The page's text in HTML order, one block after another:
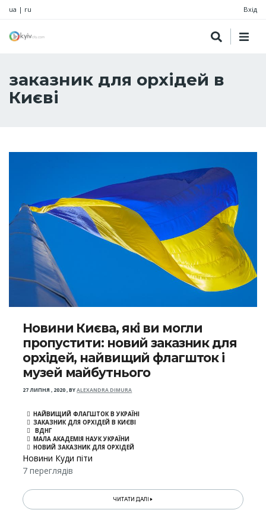
ua | ru Вхід
заказник для орхідей в
Києві
Новини Києва, які ви могли
пропустити: новий заказник для
орхідей, найвищий флагшток і
музей майбутнього
27 ЛИПНЯ , 2020,BYALEXANDRA DIMURA
НАЙВИЩИЙ ФЛАГШТОК В УКРАЇНІ
ЗАКАЗНИК ДЛЯ ОРХІДЕЙ В КИЄВІ
ВДНГ
МАЛА АКАДЕМІЯ НАУК УКРАЇНИ
НОВИЙ ЗАКАЗНИК ДЛЯ ОРХІДЕЙ
Новини Куди піти
7 переглядів
ЧИТАТИ ДАЛІ